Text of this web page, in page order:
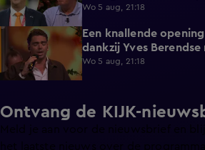
Louis'
Wo 5 aug, 21:18
Een knallende
dankzij Yves
Tijd'!
Wo 5 aug, 21:18
Ontvang de KIJK-
Meld je aan voor de nieuwsbrief en